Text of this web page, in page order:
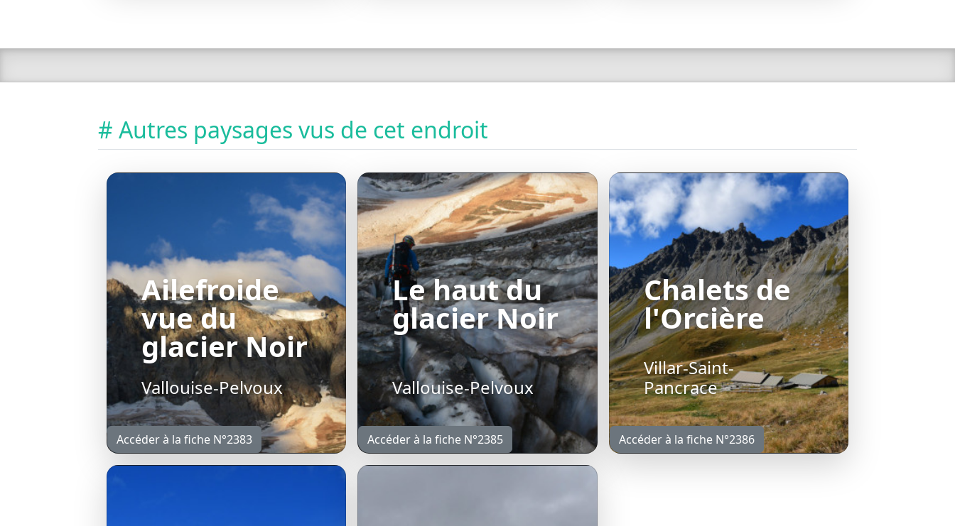
# Autres paysages vus de cet endroit
Ailefroide
vue du
glacier Noir
Vallouise-Pelvoux
Accéder à la fiche N°2383
Le haut du
glacier Noir
Vallouise-Pelvoux
Accéder à la fiche N°2385
Chalets de
l'Orcière
Villar-Saint-
Pancrace
Accéder à la fiche N°2386